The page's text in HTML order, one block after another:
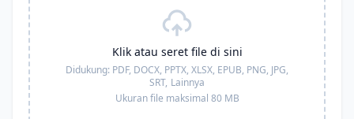
Klik atau seret file di sini
Didukung: PDF, DOCX, PPTX, XLSX, EPUB, PNG, JPG,
SRT, Lainnya
Ukuran file maksimal 80 MB